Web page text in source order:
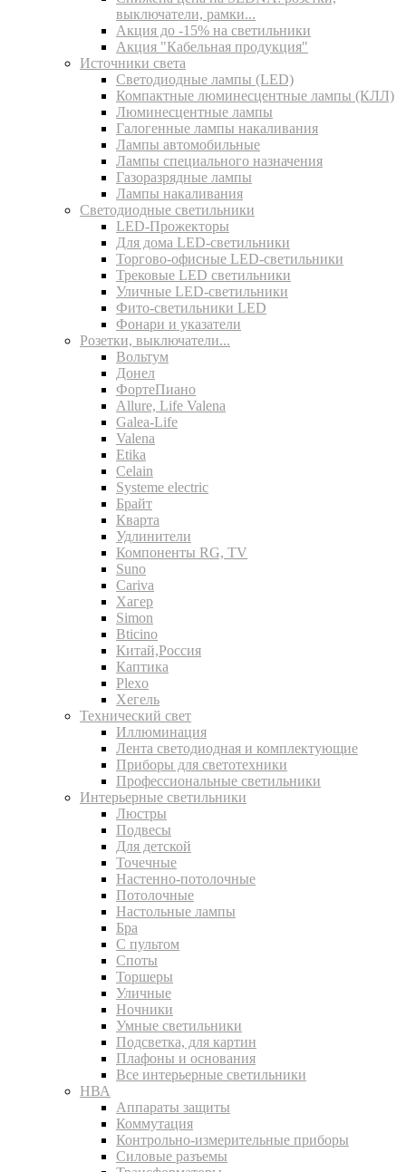
выключатели, рамки...
Акция до -15% на светильники
Акция "Кабельная продукция"
Источники света
Светодиодные лампы (LED)
Компактные люминесцентные лампы (КЛЛ)
Люминесцентные лампы
Галогенные лампы накаливания
Лампы автомобильные
Лампы специального назначения
Газоразрядные лампы
Лампы накаливания
Светодиодные светильники
LED-Прожекторы
Для дома LED-светильники
Торгово-офисные LED-светильники
Трековые LED светильники
Уличные LED-светильники
Фито-светильники LED
Фонари и указатели
Розетки, выключатели...
Вольтум
Донел
ФортеПиано
Allure, Life Valena
Galea-Life
Valena
Etika
Celain
Systeme electric
Брайт
Кварта
Удлинители
Компоненты RG, TV
Suno
Cariva
Хагер
Simon
Bticino
Китай,Россия
Каптика
Plexo
Хегель
Технический свет
Иллюминация
Лента светодиодная и комплектующие
Приборы для светотехники
Профессиональные светильники
Интерьерные светильники
Люстры
Подвесы
Для детской
Точечные
Настенно-потолочные
Потолочные
Настольные лампы
Бра
С пультом
Споты
Торшеры
Уличные
Ночники
Умные светильники
Подсветка, для картин
Плафоны и основания
Все интерьерные светильники
НВА
Аппараты защиты
Коммутация
Контрольно-измерительные приборы
Силовые разъемы